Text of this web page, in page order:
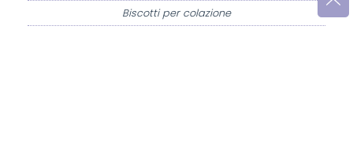
Biscotti per colazione